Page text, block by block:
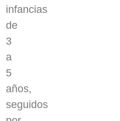
infancias
de
3
a
5
años,
seguidos